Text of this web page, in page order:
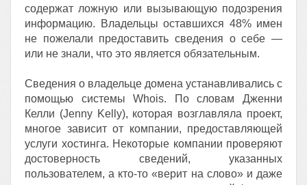
содержат ложную или вызывающую подозрения
информацию. Владельцы оставшихся 48% имен
не пожелали предоставить сведения о себе —
или не знали, что это является обязательным.
Сведения о владельце домена устанавливались с
помощью системы Whois. По словам Дженни
Келли (Jenny Kelly), которая возглавляла проект,
многое зависит от компании, предоставляющей
услуги хостинга. Некоторые компании проверяют
достоверность сведений, указанных
пользователем, а кто-то «верит на слово» и даже